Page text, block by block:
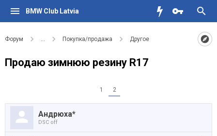
BMW Club Latvia
Форум ... Покупка/продажа Другое
Продаю зимнюю резину R17
1 2
Андрюха*
DSC off